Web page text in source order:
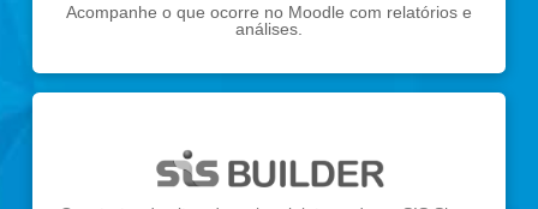
Acompanhe o que ocorre no Moodle com relatórios e
análises.